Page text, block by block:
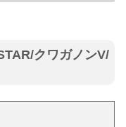
クワガノンV/